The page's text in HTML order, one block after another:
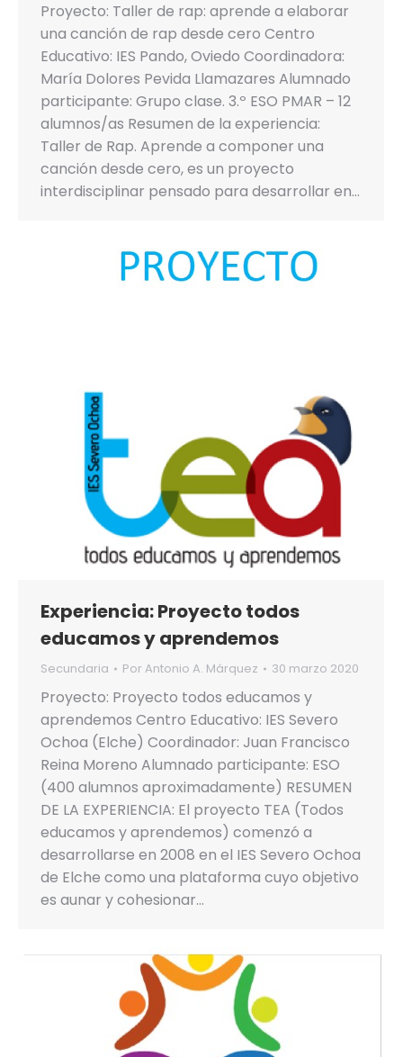
Proyecto: Taller de rap: aprende a elaborar
una canción de rap desde cero Centro
Educativo: IES Pando, Oviedo Coordinadora:
María Dolores Pevida Llamazares Alumnado
participante: Grupo clase. 3.º ESO PMAR – 12
alumnos/as Resumen de la experiencia:
Taller de Rap. Aprende a componer una
canción desde cero, es un proyecto
interdisciplinar pensado para desarrollar en…
Experiencia: Proyecto todos
educamos y aprendemos
Secundaria Por Antonio A. Márquez 30 marzo 2020
Proyecto: Proyecto todos educamos y
aprendemos Centro Educativo: IES Severo
Ochoa (Elche) Coordinador: Juan Francisco
Reina Moreno Alumnado participante: ESO
(400 alumnos aproximadamente) RESUMEN
DE LA EXPERIENCIA: El proyecto TEA (Todos
educamos y aprendemos) comenzó a
desarrollarse en 2008 en el IES Severo Ochoa
de Elche como una plataforma cuyo objetivo
es aunar y cohesionar…